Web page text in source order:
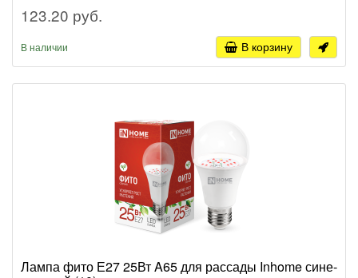
123.20 руб.
В наличии В корзину
Лампа фито Е27 25Вт A65 для рассады Inhome сине-